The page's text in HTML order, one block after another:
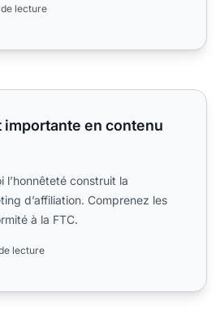
lecture
en contenu du marketing
importante en contenu
l’honnêteté construit la
d’affiliation. Comprenez les
à la FTC.
lecture